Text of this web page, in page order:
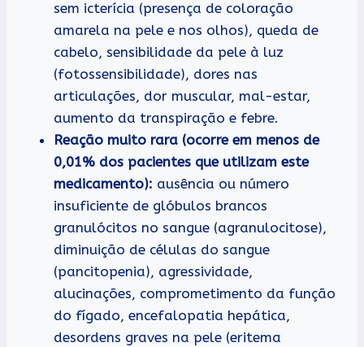
sem icterícia (presença de coloração
amarela na pele e nos olhos), queda de
cabelo, sensibilidade da pele à luz
(fotossensibilidade), dores nas
articulações, dor muscular, mal-estar,
aumento da transpiração e febre.
Reação muito rara (ocorre em menos de
0,01% dos pacientes que utilizam este
medicamento): ausência ou número
insuficiente de glóbulos brancos
granulócitos no sangue (agranulocitose),
diminuição de células do sangue
(pancitopenia), agressividade,
alucinações, comprometimento da função
do fígado, encefalopatia hepática,
desordens graves na pele (eritema